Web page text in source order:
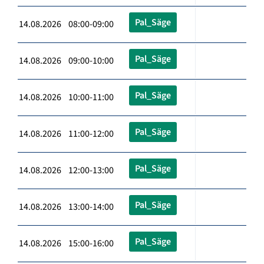
14.08.2026 08:00-09:00 Pal_Säge
14.08.2026 09:00-10:00 Pal_Säge
14.08.2026 10:00-11:00 Pal_Säge
14.08.2026 11:00-12:00 Pal_Säge
14.08.2026 12:00-13:00 Pal_Säge
14.08.2026 13:00-14:00 Pal_Säge
14.08.2026 15:00-16:00 Pal_Säge